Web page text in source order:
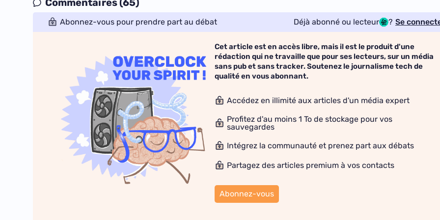
Commentaires (65)
Abonnez-vous pour prendre part au débat Déjà abonné ou lecteur ? Se
Cet article est en accès libre, mais il est le produit d'une
rédaction qui ne travaille que pour ses lecteurs, sur un média
sans pub et sans tracker. Soutenez le journalisme tech de
qualité en vous abonnant.
Accédez en illimité aux articles d'un média expert
Profitez d'au moins 1 To de stockage pour vos
sauvegardes
Intégrez la communauté et prenez part aux débats
Partagez des articles premium à vos contacts
Abonnez-vous